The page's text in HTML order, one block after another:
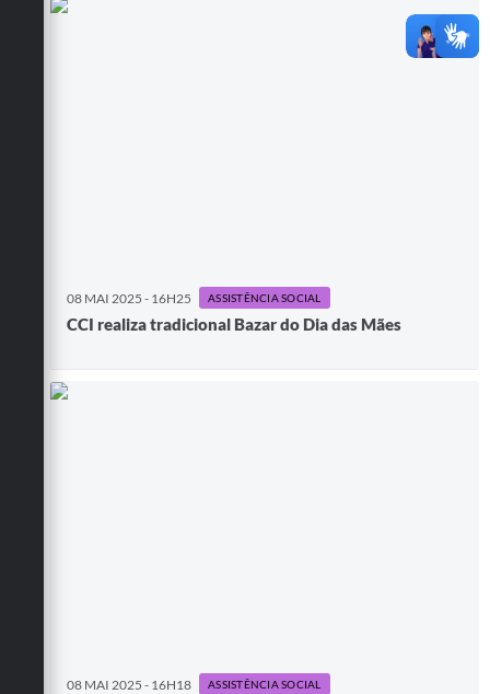
08 MAI 2025 - 16H25 ASSISTÊNCIA SOCIAL
CCI realiza tradicional Bazar do Dia das Mães
08 MAI 2025 - 16H18 ASSISTÊNCIA SOCIAL